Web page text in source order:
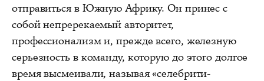
отправиться в Южную Африку. Он принес с
собой непререкаемый авторитет,
профессионализм и, прежде всего, железную
серьезность в команду, которую до этого долгое
время высмеивали, называя «селебрити-